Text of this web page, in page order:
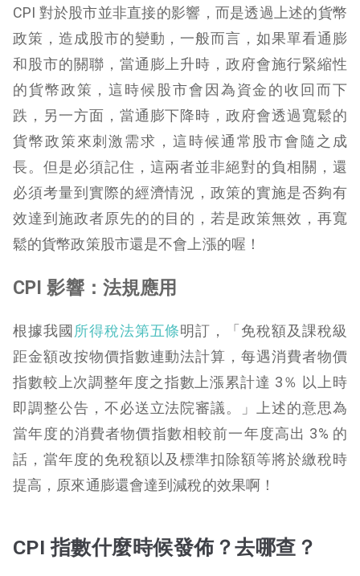
CPI 對於股市並非直接的影響，而是透過上述的貨幣
政策，造成股市的變動，一般而言，如果單看通膨
和股市的關聯，當通膨上升時，政府會施行緊縮性
的貨幣政策，這時候股市會因為資金的收回而下
跌，另一方面，當通膨下降時，政府會透過寬鬆的
貨幣政策來刺激需求，這時候通常股市會隨之成
長。但是必須記住，這兩者並非絕對的負相關，還
必須考量到實際的經濟情況，政策的實施是否夠有
效達到施政者原先的的目的，若是政策無效，再寬
鬆的貨幣政策股市還是不會上漲的喔！
CPI 影響：法規應用
根據我國 所得稅法第五條明訂，「免稅額及課稅級
距金額改按物價指數連動法計算，每遇消費者物價
指數較上次調整年度之指數上漲累計達 3％ 以上時
即調整公告，不必送立法院審議。」上述的意思為
當年度的消費者物價指數相較前一年度高出 3% 的
話，當年度的免稅額以及標準扣除額等將於繳稅時
提高，原來通膨還會達到減稅的效果啊！
CPI 指數什麼時候發佈？去哪查？